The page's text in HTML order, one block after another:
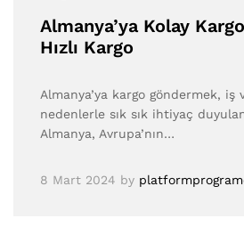
Almanya’ya Kolay
Hızlı Kargo
Almanya’ya kargo göndermek, iş
nedenlerle sık sık ihtiyaç
Almanya, Avrupa’nın…
8 Mart 2024 by